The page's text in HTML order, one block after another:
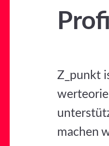
Profil
Z_punkt
machen